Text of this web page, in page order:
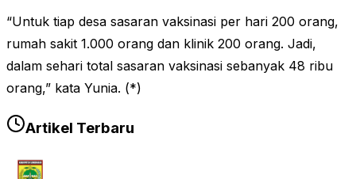
“Untuk tiap desa sasaran vaksinasi per hari 200 orang,
rumah sakit 1.000 orang dan klinik 200 orang. Jadi,
dalam sehari total sasaran vaksinasi sebanyak 48 ribu
orang,” kata Yunia. (*)
Artikel Terbaru